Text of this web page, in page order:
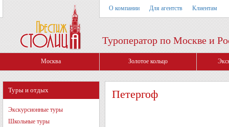
О компании Для агентств Клиентам
Туроператор по Москве и
Москва Золотое кольцо
Туры и отдых
Экскурсионные туры
Школьные туры
Петергоф